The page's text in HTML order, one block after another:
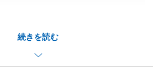
続きを読む
大変嬉しく思っております。
もより一層活用がしやすいものとな
ります。